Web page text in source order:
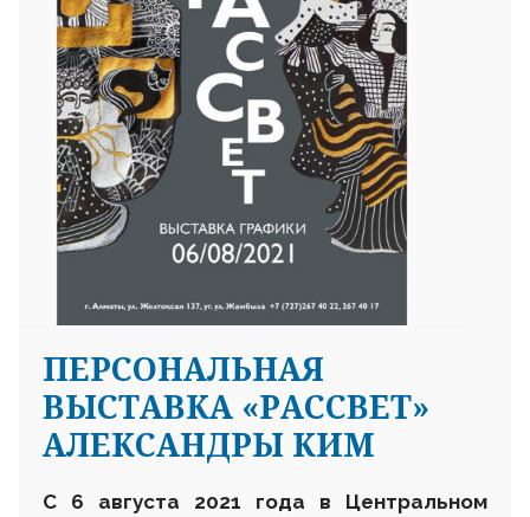
ПЕРСОНАЛЬНАЯ
ВЫСТАВКА «РАССВЕТ»
АЛЕКСАНДРЫ КИМ
С 6 августа 2021 года в Центральном